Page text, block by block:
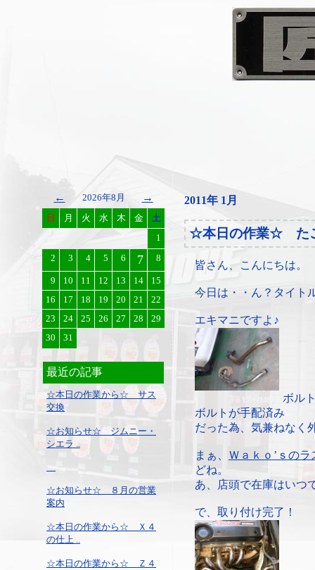
← 2026年8月 →
日 月 火 水 木 金
土
1
2
3 4 5 6 7 8
9 10 11 12 13 14
15
16
17 18 19 20 21
22
23
24 25 26 27 28
29
30
31
最近の記事
☆本日の作業から☆ サス
交換
☆お知らせ☆ ジムニー・
シエラ ..
☆お知らせ☆ ８月の営業
案内
☆本日の作業から☆ Ｘ４
の仕上 ..
☆本日の作業から☆ Ｚ４
2011年 1月
☆本日の作業☆ た
皆さん、こんにちは。
今日は・・ん？タイト
エキマニですよ♪
ボル
ボルトが手配済み
だった為、気兼ねなく
まぁ、 Ｗａｋｏ’ｓのラ
どね。
あ、店頭で在庫はいつ
で、取り付け完了！